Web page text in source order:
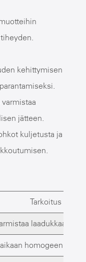
kehittymisen
varmistaa
jätteen.
kuljetusta ja
Tarkoitus
laadukkaan
homogeenisen